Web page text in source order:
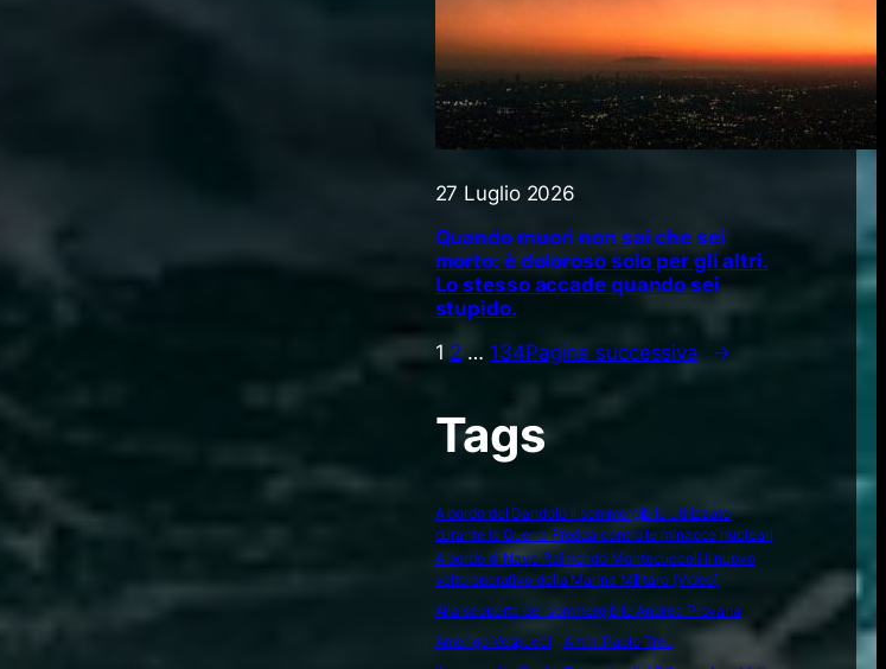
27 Luglio 2026
Quando muori non sai che sei
morto: è doloroso solo per gli altri.
Lo stesso accade quando sei
stupido.
1 2 … 134Pagina successiva →
Tags
A bordo del Dandolo il sommergibile utilizzato
durante la Guerra Fredda contro le minacce nucleari
A bordo di Nave Raimondo Montecuccoli il nuovo
volto operativo della Marina Militare (Video)
Alla scoperta del sommergibile Andrea Provana
Amerigo Vespucci
Amm. Paolo Treu